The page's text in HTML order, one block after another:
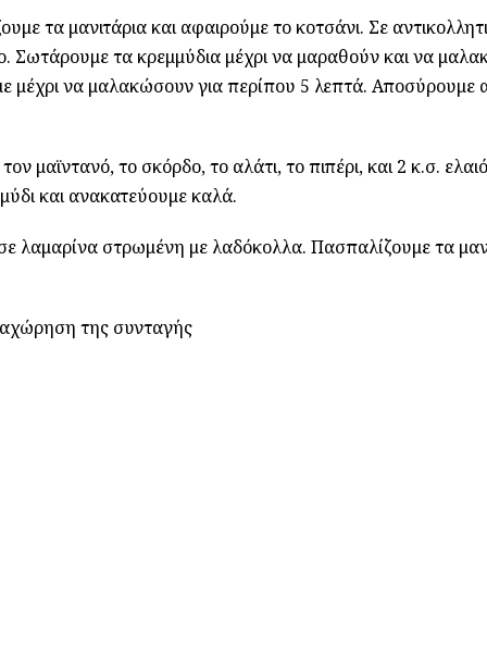
τα μανιτάρια και αφαιρούμε το κοτσάνι. Σε
Σωτάρουμε τα κρεμμύδια μέχρι να μαραθούν και να
μέχρι να μαλακώσουν για περίπου 5 λεπτά. Αποσύρουμε
μαϊντανό, το σκόρδο, το αλάτι, το πιπέρι, και 2 κ.σ.
και ανακατεύουμε καλά.
λαμαρίνα στρωμένη με λαδόκολλα. Πασπαλίζουμε τα
της συνταγής